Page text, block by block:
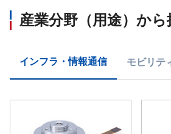
産業分野（用途）から
インフラ・情報通信 モビリテ